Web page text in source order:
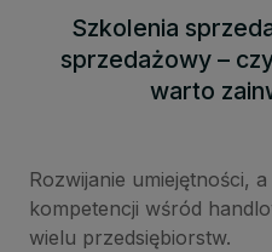
Szkolenia
sprzedażowy –
warto
Rozwijanie umiejętności,
kompetencji wśród
wielu przedsiębiorstw.